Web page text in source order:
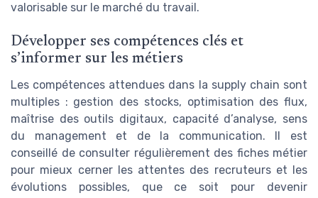
valorisable sur le marché du travail.
Développer ses compétences clés et
s’informer sur les métiers
Les compétences attendues dans la supply chain sont
multiples : gestion des stocks, optimisation des flux,
maîtrise des outils digitaux, capacité d’analyse, sens
du management et de la communication. Il est
conseillé de consulter régulièrement des fiches métier
pour mieux cerner les attentes des recruteurs et les
évolutions possibles, que ce soit pour devenir